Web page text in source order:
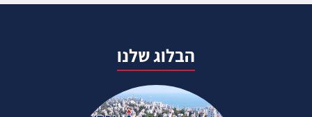
הבלוג שלנו